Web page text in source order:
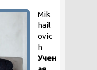
Mik
hail
ovic
h
Учен